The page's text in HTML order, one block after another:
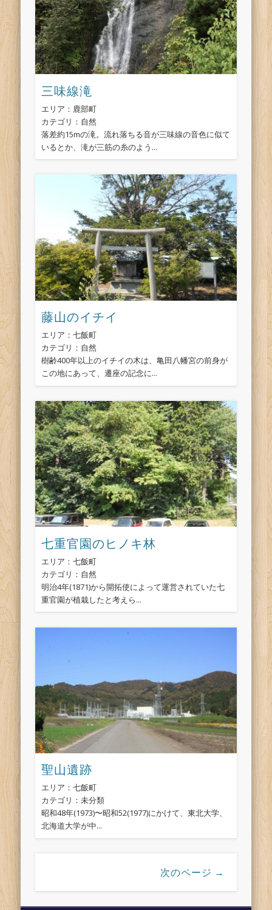
三味線滝
エリア：鹿部町
カテゴリ：自然
落差約15mの滝。流れ落ちる音が三味線の音色に似て
いるとか、滝が三筋の糸のよう...
藤山のイチイ
エリア：七飯町
カテゴリ：自然
樹齢400年以上のイチイの木は、亀田八幡宮の前身が
この地にあって、遷座の記念に...
七重官園のヒノキ林
エリア：七飯町
カテゴリ：自然
明治4年(1871)から開拓使によって運営されていた七
重官園が植栽したと考えら...
聖山遺跡
エリア：七飯町
カテゴリ：未分類
昭和48年(1973)〜昭和52(1977)にかけて、東北大学、
北海道大学が中...
次のページ →